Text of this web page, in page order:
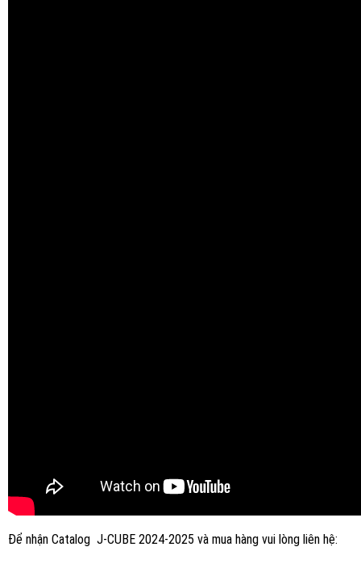
Để nhận Catalog J-CUBE 2024-2025 và mua hàng vui lòng liên hệ: